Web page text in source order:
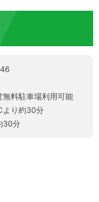
料駐車場利用可能
より約30分
30分